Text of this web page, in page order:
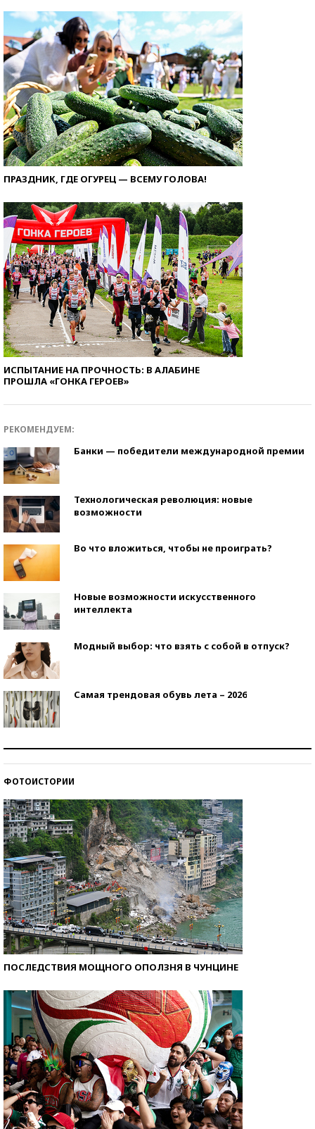
ПРАЗДНИК, ГДЕ ОГУРЕЦ — ВСЕМУ ГОЛОВА!
ИСПЫТАНИЕ НА ПРОЧНОСТЬ: В АЛАБИНЕ
ПРОШЛА «ГОНКА ГЕРОЕВ»
РЕКОМЕНДУЕМ:
Банки — победители международной премии
Технологическая революция: новые
возможности
Во что вложиться, чтобы не проиграть?
Новые возможности искусственного
интеллекта
Модный выбор: что взять с собой в отпуск?
Самая трендовая обувь лета – 2026
ФОТОИСТОРИИ
ПОСЛЕДСТВИЯ МОЩНОГО ОПОЛЗНЯ В ЧУНЦИНЕ